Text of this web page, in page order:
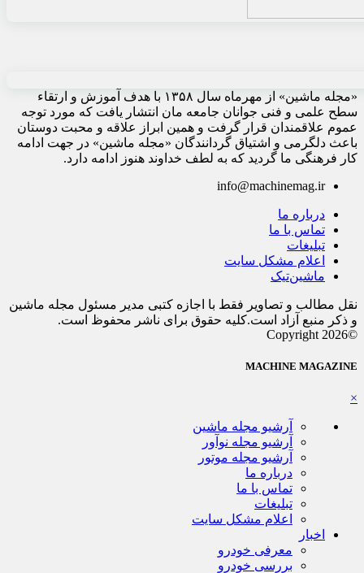
«مجله ماشین» از مهرماه سال ۱۳۵۸ با هدف آموزش و ارتقاء
سطح علمی و فنی جوانان جامعه مان انتشار یافت که مورد توجه
عموم علاقمندان قرار گرفت و همین ابراز علاقه و محبت دوستان
باعث دلگرمی و اشتیاق گردانندگان «مجله ماشین» در جهت ادامه
کار فرهنگی ما گردید که به لطف خداوند هنوز ادامه دارد.
info@machinemag.ir
درباره ما
تماس با ما
تبلیغات
اعلام مشکل سایت
ماشین‌تیک
نقل مطالب و تصاویر فقط با اجازه کتبی مدیر مسئول مجله ماشین
و ذکر منبع آزاد است.کلیه حقوق برای ناشر محفوظ است.
©Copyright 2026
MACHINE MAGAZINE
×
آرشیو مجله ماشین
آرشیو مجله نوآور
آرشیو مجله موتور
درباره ما
تماس با ما
تبلیغات
اعلام مشکل سایت
اخبار
معرفی خودرو
بررسی خودرو